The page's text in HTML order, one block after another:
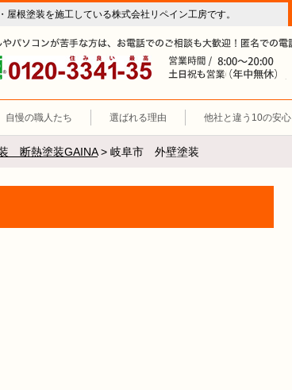
根塗装を施工している株式会社リペイン工房です。
塗装・屋根塗装・雨漏り修理・防水工事）
リア 岐阜市、各務原市、羽島郡。
0120-3341-35
自慢の職人たち 選ばれる理由 他社と違う10の安心
断熱塗装GAINA> 岐阜市 外壁塗装